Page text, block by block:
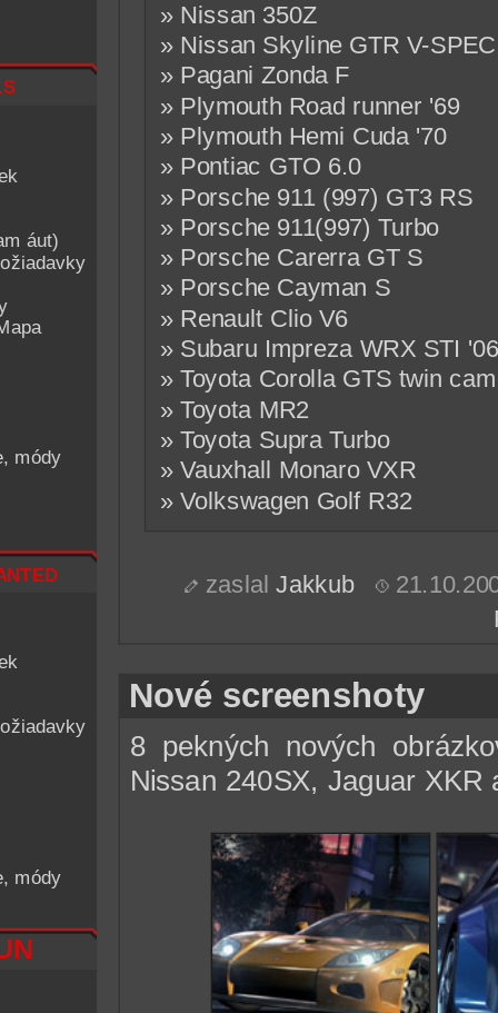
áut)
módy
módy
» Nissan 350Z
» Nissan Skyline GTR V-
» Pagani Zonda F
» Plymouth Road runner '69
» Plymouth Hemi Cuda '70
» Pontiac GTO 6.0
» Porsche 911 (997) GT3 RS
» Porsche 911(997) Turbo
» Porsche Carerra GT S
» Porsche Cayman S
» Renault Clio V6
» Subaru Impreza WRX STI '06
» Toyota Corolla GTS twin
» Toyota MR2
» Toyota Supra Turbo
» Vauxhall Monaro VXR
» Volkswagen Golf R32
zaslalJakkub
Nové screenshoty
8 pekných nových
Nissan 240SX, Jaguar